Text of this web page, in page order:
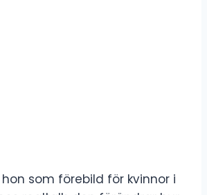
som förebild för kvinnor i